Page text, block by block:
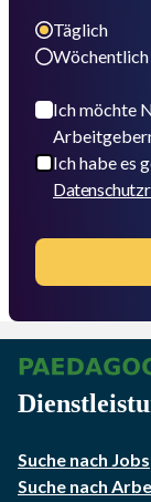
Täglich
Wöchentlich
Ich möchte
Ich habe es
Suche nach Jobs
Suche nach